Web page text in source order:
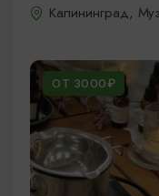
Калининград,
ОТ 3000₽